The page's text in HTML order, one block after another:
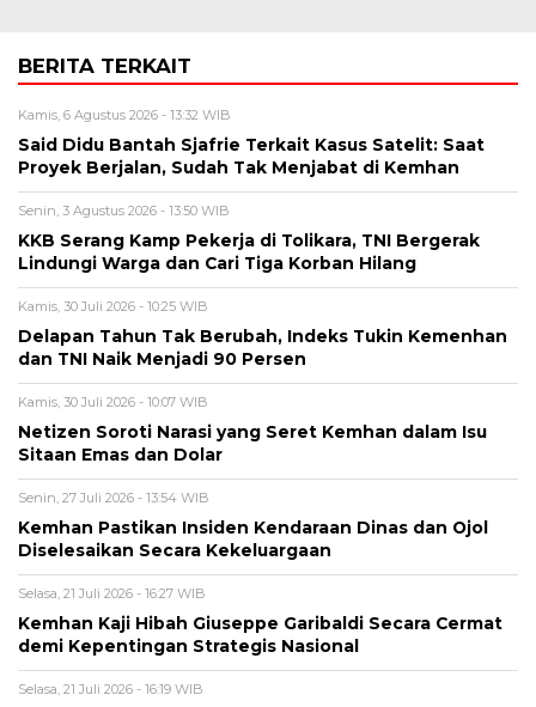
BERITA TERKAIT
Kamis, 6 Agustus 2026 - 13:32 WIB
Said Didu Bantah Sjafrie Terkait Kasus Satelit: Saat
Proyek Berjalan, Sudah Tak Menjabat di Kemhan
Senin, 3 Agustus 2026 - 13:50 WIB
KKB Serang Kamp Pekerja di Tolikara, TNI Bergerak
Lindungi Warga dan Cari Tiga Korban Hilang
Kamis, 30 Juli 2026 - 10:25 WIB
Delapan Tahun Tak Berubah, Indeks Tukin Kemenhan
dan TNI Naik Menjadi 90 Persen
Kamis, 30 Juli 2026 - 10:07 WIB
Netizen Soroti Narasi yang Seret Kemhan dalam Isu
Sitaan Emas dan Dolar
Senin, 27 Juli 2026 - 13:54 WIB
Kemhan Pastikan Insiden Kendaraan Dinas dan Ojol
Diselesaikan Secara Kekeluargaan
Selasa, 21 Juli 2026 - 16:27 WIB
Kemhan Kaji Hibah Giuseppe Garibaldi Secara Cermat
demi Kepentingan Strategis Nasional
Selasa, 21 Juli 2026 - 16:19 WIB